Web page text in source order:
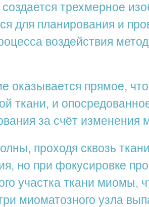
трехмерное
для планирования и
воздействия
оказывается прямое,
ткани, и
за счёт изменения
проходя сквозь
но при фокусировке
участка ткани миомы,
миоматозного узла